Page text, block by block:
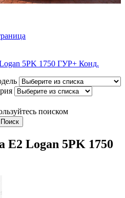
5PK 1750 ГУР+ Конд.
поиском
Е2 Logan 5PK 1750